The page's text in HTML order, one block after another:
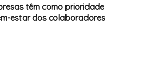
têm como prioridade
estar dos colaboradores